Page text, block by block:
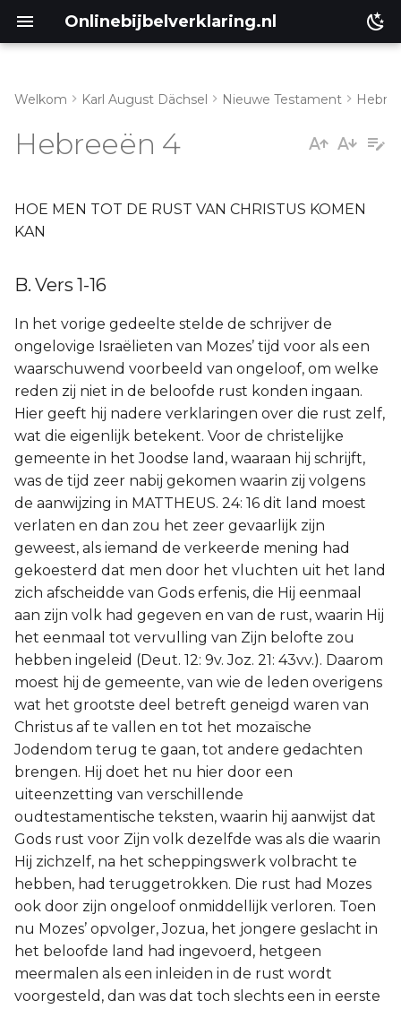
Onlinebijbelverklaring.nl
Éxodus
Numeri
Ruth
Prediker
Joël
Hábakuk
Welkom Karl August Dächsel Nieuwe Testament
Hebreeën 4
HOE MEN TOT DE RUST VAN CHRISTUS KOMEN
KAN
B. Vers 1-16
In het vorige gedeelte stelde de schrijver de
ongelovige Israëlieten van Mozes’ tijd voor als een
waarschuwend voorbeeld van ongeloof, om welke
reden zij niet in de beloofde rust konden ingaan.
Hier geeft hij nadere verklaringen over die rust zelf,
wat die eigenlijk betekent. Voor de christelijke
gemeente in het Joodse land, waaraan hij schrijft,
was de tijd zeer nabij gekomen waarin zij volgens
de aanwijzing in MATTHEUS. 24: 16 dit land moest
verlaten en dan zou het zeer gevaarlijk zijn
geweest, als iemand de verkeerde mening had
gekoesterd dat men door het vluchten uit het land
zich afscheidde van Gods erfenis, die Hij eenmaal
aan zijn volk had gegeven en van de rust, waarin Hij
het eenmaal tot vervulling van Zijn belofte zou
hebben ingeleid (Deut. 12: 9v. Joz. 21: 43vv.). Daarom
moest hij de gemeente, van wie de leden overigens
wat het grootste deel betreft geneigd waren van
Christus af te vallen en tot het mozaïsche
Jodendom terug te gaan, tot andere gedachten
brengen. Hij doet het nu hier door een
uiteenzetting van verschillende
oudtestamentische teksten, waarin hij aanwijst dat
Gods rust voor Zijn volk dezelfde was als die waarin
Hij zichzelf, na het scheppingswerk volbracht te
hebben, had teruggetrokken. Die rust had Mozes
ook door zijn ongeloof onmiddellijk verloren. Toen
nu Mozes’ opvolger, Jozua, het jongere geslacht in
het beloofde land had ingevoerd, hetgeen
meermalen als een inleiden in de rust wordt
voorgesteld, dan was dat toch slechts een in eerste